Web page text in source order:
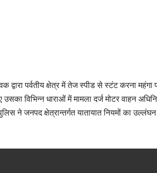
द्वारा पर्वतीय क्षेत्र में तेज स्पीड से स्टंट करना
विभिन्न धाराओं में मामला दर्ज मोटर वाहन
ने जनपद क्षेत्रान्तर्गत यातायात नियमों का